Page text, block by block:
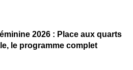
2026 : Place aux quarts
le programme complet